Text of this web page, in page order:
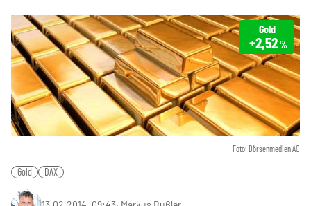
Foto: Börsenmedien AG
Gold
+2,52%
Gold DAX